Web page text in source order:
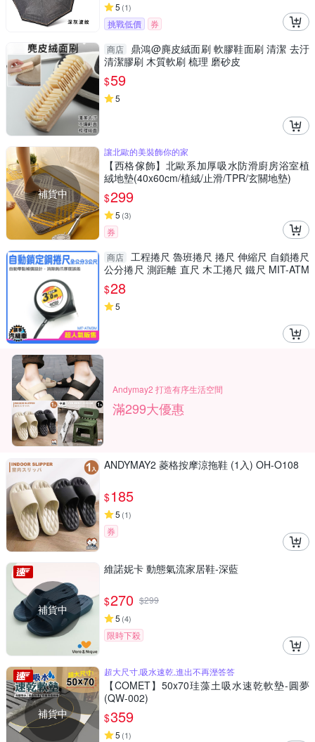
5 (1)
挑戰低價 券
商店
鼎鴻@麂皮絨面刷 軟膠鞋面刷 清潔 去汙
清潔膠刷 木質軟刷 梳理 磨砂皮
$59
5
補貨中
讓北歐的美裝飾你的家
【西格傢飾】北歐系加厚吸水防滑廚房浴室植
絨地墊(40x60cm/植絨/止滑/TPR/玄關地墊)
$299
5 (3)
券
商店 工程捲尺 魯班捲尺 捲尺 伸縮尺 自鎖捲尺
公分捲尺 測距離 直尺 木工捲尺 鐵尺 MIT-ATM
3M
$28
5
Andymay2 打造有序生活空間
滿299大優惠
ANDYMAY2 菱格按摩涼拖鞋 (1入) OH-O108
$185
5 (1)
券
補貨中
維諾妮卡 動態氣流家居鞋-深藍
$270 $299
5 (4)
限時下殺
補貨中
超大尺寸,吸水速乾,進出不再溼答答
【COMET】50x70珪藻土吸水速乾軟墊-圓夢
(QW-002)
$359
5 (1)